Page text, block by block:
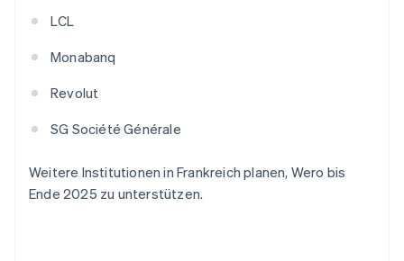
LCL
Monabanq
Revolut
SG Société Générale
Weitere Institutionen in Frankreich planen, Wero bis
Ende 2025 zu unterstützen.